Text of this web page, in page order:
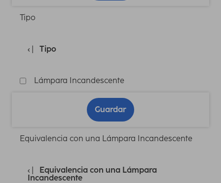
Tipo
Tipo
Lámpara Incandescente
Guardar
Equivalencia con una Lámpara Incandescente
Equivalencia con una Lámpara
Incandescente